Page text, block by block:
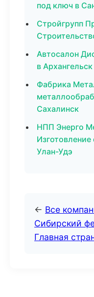
под ключ в
Стройгрупп
Автосалон
в Архангельск
Фабрика
Сахалинск
НПП Энерго
Улан-Удэ
← Все
Сибирский
Главная